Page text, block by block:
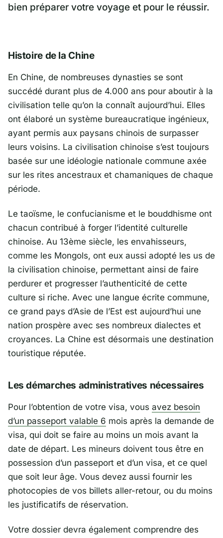
bien préparer votre voyage et pour le réussir.
Histoire de la Chine
En Chine, de nombreuses dynasties se sont
succédé durant plus de 4.000 ans pour aboutir à la
civilisation telle qu’on la connaît aujourd’hui. Elles
ont élaboré un système bureaucratique ingénieux,
ayant permis aux paysans chinois de surpasser
leurs voisins. La civilisation chinoise s’est toujours
basée sur une idéologie nationale commune axée
sur les rites ancestraux et chamaniques de chaque
période.
Le taoïsme, le confucianisme et le bouddhisme ont
chacun contribué à forger l’identité culturelle
chinoise. Au 13ème siècle, les envahisseurs,
comme les Mongols, ont eux aussi adopté les us de
la civilisation chinoise, permettant ainsi de faire
perdurer et progresser l’authenticité de cette
culture si riche. Avec une langue écrite commune,
ce grand pays d’Asie de l’Est est aujourd’hui une
nation prospère avec ses nombreux dialectes et
croyances. La Chine est désormais une destination
touristique réputée.
Les démarches administratives nécessaires
Pour l’obtention de votre visa, vous avez besoin
d’un passeport valable 6 mois après la demande de
visa, qui doit se faire au moins un mois avant la
date de départ. Les mineurs doivent tous être en
possession d’un passeport et d’un visa, et ce quel
que soit leur âge. Vous devez aussi fournir les
photocopies de vos billets aller-retour, ou du moins
les justificatifs de réservation.
Votre dossier devra également comprendre des